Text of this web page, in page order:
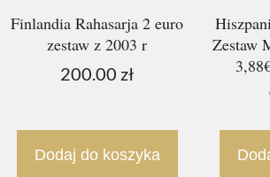
Finlandia Rahasarja 2 euro
zestaw z 2003 r
200.00 zł
Dodaj do koszyka
Zestaw